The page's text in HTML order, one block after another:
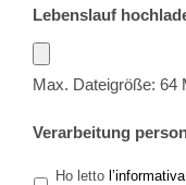
Lebenslauf
Max. Dateigröße: 64
Verarbeitung
Ho letto l’informativa